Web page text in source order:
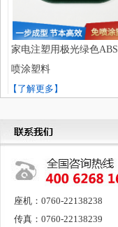
家电注塑用极光绿色
喷涂塑料
【了解更多】
座机：0760-22138238
传真：0760-22138239